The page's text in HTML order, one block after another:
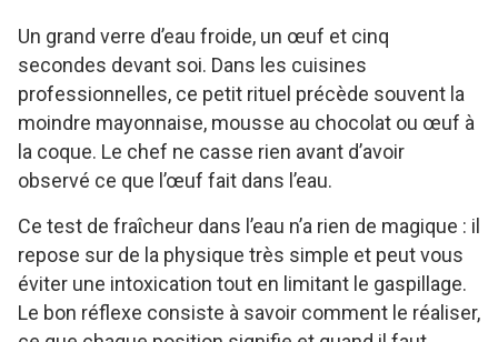
Un grand verre d’eau froide, un œuf et cinq
secondes devant soi. Dans les cuisines
professionnelles, ce petit rituel précède souvent la
moindre mayonnaise, mousse au chocolat ou œuf à
la coque. Le chef ne casse rien avant d’avoir
observé ce que l’œuf fait dans l’eau.
Ce test de fraîcheur dans l’eau n’a rien de magique : il
repose sur de la physique très simple et peut vous
éviter une intoxication tout en limitant le gaspillage.
Le bon réflexe consiste à savoir comment le réaliser,